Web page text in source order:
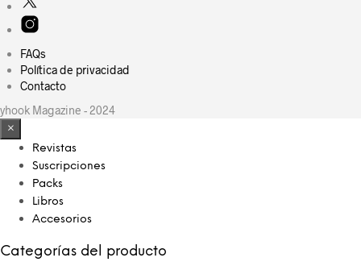
FAQs
Política de privacidad
Contacto
Magazine - 2024
×
Revistas
Suscripciones
Packs
Libros
Accesorios
Categorías del producto